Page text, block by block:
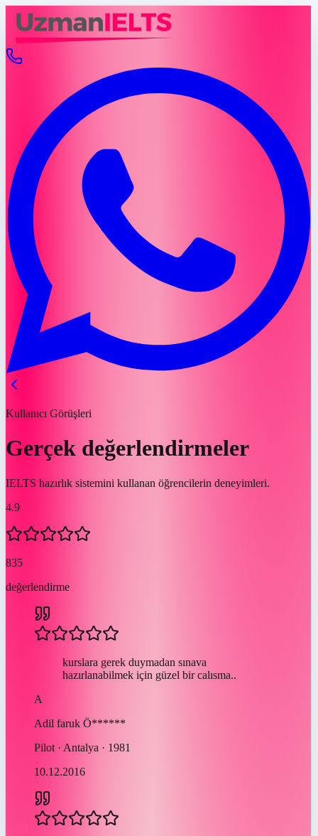
Kullanıcı Görüşleri
Gerçek değerlendirmeler
IELTS hazırlık sistemini kullanan öğrencilerin deneyimleri.
4.9
835
değerlendirme
kurslara gerek duymadan sınava
hazırlanabilmek için güzel bir calısma..
A
Adil faruk Ö******
Pilot · Antalya · 1981
10.12.2016